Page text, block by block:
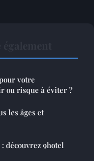
votre
ou risque à éviter ?
les âges et
découvrez 9hotel